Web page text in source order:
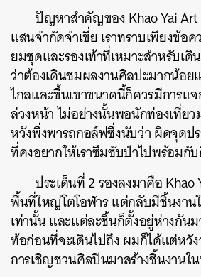
ปัญหาสำคัญของ Khao Yai
แสนจำกัดจำเขี่ย เราทราบเพียงข้อ
ยมชุดและรองเท้าที่เหมาะสำหรับเดิ
ว่าต้องเดินชมผลงานศิลปะมากน้อย
ไกลและขึ้นเขาขนาดนี้ก็ควรมีการแ
ล่วงหน้า ไม่อย่างนั้นพอนักท่องเที่ย
หวังพึ่งพารถกอล์ฟซึ่งนับว่า ผิดจุด
ที่คงอยากให้เราซึมซับป่าไปพร้อมกั
ประเด็นที่ 2 รองลงมาคือ Khao
พื้นที่ใหญ่โตโอฬาร แต่กลับมีชิ้นงาน
เท่านั้น และแต่ละชิ้นก็ตั้งอยู่ห่างกันม
ท้อก่อนที่จะเดินไปถึง ผมก็ได้แต่หวั
การเชิญชวนศิลปินมาสร้างชิ้นงานใ